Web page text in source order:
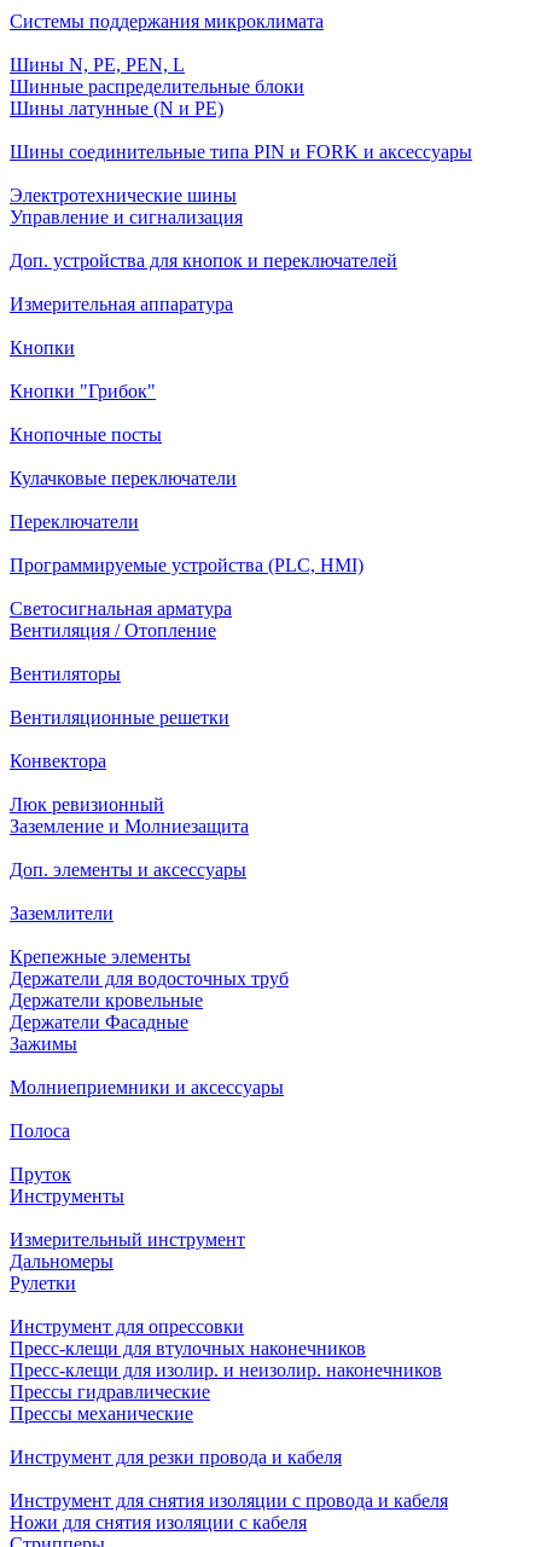
Системы поддержания микроклимата
Шины N, PE, PEN, L
Шинные распределительные блоки
Шины латунные (N и PE)
Шины соединительные типа PIN и FORK и аксессуары
Электротехнические шины
Управление и сигнализация
Доп. устройства для кнопок и переключателей
Измерительная аппаратура
Кнопки
Кнопки "Грибок"
Кнопочные посты
Кулачковые переключатели
Переключатели
Программируемые устройства (PLC, HMI)
Светосигнальная арматура
Вентиляция / Отопление
Вентиляторы
Вентиляционные решетки
Конвектора
Люк ревизионный
Заземление и Молниезащита
Доп. элементы и аксессуары
Заземлители
Крепежные элементы
Держатели для водосточных труб
Держатели кровельные
Держатели Фасадные
Зажимы
Молниеприемники и аксессуары
Полоса
Пруток
Инструменты
Измерительный инструмент
Дальномеры
Рулетки
Инструмент для опрессовки
Пресс-клещи для втулочных наконечников
Пресс-клещи для изолир. и неизолир. наконечников
Прессы гидравлические
Прессы механические
Инструмент для резки провода и кабеля
Инструмент для снятия изоляции с провода и кабеля
Ножи для снятия изоляции с кабеля